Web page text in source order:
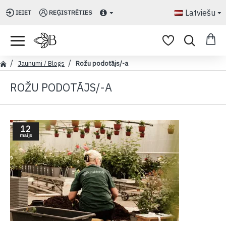
IEIET REĢISTRĒTIES Latviešu
Jaunumi / Blogs Rožu podotājs/-a
ROŽU PODOTĀJS/-A
12
maijs